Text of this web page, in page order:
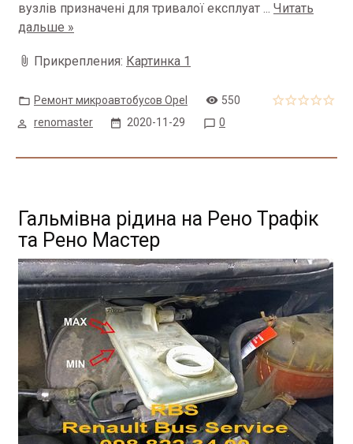
вузлів призначені для тривалої експлуат ... Читать
дальше »
Прикрепления: Картинка 1
Ремонт микроавтобусов Opel
550
renomaster
2020-11-29 0
Гальмівна рідина на Рено Трафік
та Рено Мастер